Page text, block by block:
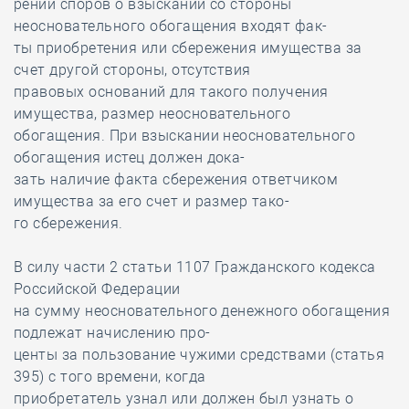
рении споров о взыскании со стороны
неосновательного обогащения входят фак-
ты приобретения или сбережения имущества за
счет другой стороны, отсутствия
правовых оснований для такого получения
имущества, размер неосновательного
обогащения. При взыскании неосновательного
обогащения истец должен дока-
зать наличие факта сбережения ответчиком
имущества за его счет и размер тако-
го сбережения.
В силу части 2 статьи 1107 Гражданского кодекса
Российской Федерации
на сумму неосновательного денежного обогащения
подлежат начислению про-
центы за пользование чужими средствами (статья
395) с того времени, когда
приобретатель узнал или должен был узнать о